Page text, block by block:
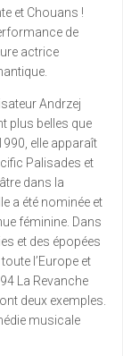
et Chouans !
de
actrice
Andrzej
plus belles que
elle apparaît
Palisades et
dans la
a été nominée et
féminine. Dans
et des épopées
l’Europe et
La Revanche
deux exemples.
musicale